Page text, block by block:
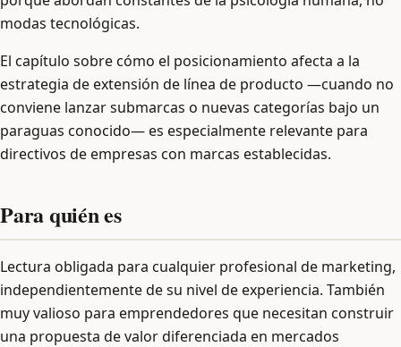
modas tecnológicas.
El capítulo sobre cómo el posicionamiento afecta a la
estrategia de extensión de línea de producto —cuando no
conviene lanzar submarcas o nuevas categorías bajo un
paraguas conocido— es especialmente relevante para
directivos de empresas con marcas establecidas.
Para quién es
Lectura obligada para cualquier profesional de marketing,
independientemente de su nivel de experiencia. También
muy valioso para emprendedores que necesitan construir
una propuesta de valor diferenciada en mercados